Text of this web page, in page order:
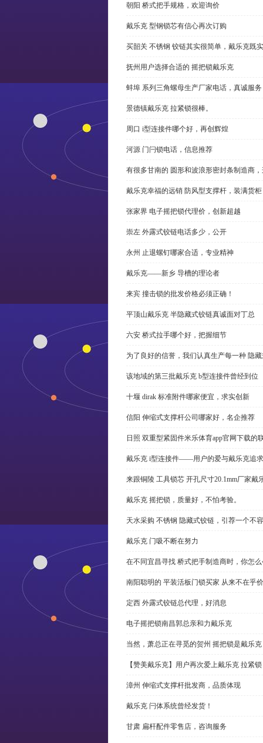
朝阳 桥式把手规格，欢迎询价
戴乐克 型钢锁芯有信心再次订购
买韶关 不锈钢 铰链其实很简单，戴乐克既
抚州用户选择合适的 摇把锁戴乐克
蚌埠 系列三角螺母生产厂家电话，真诚服务
景德镇戴乐克 拉紧锁很棒。
周口 i型连接件哪个好，再创辉煌
河源 门闩锁电话，信息推荐
有很多甘南的 圆形和波浪形密封条制造商
戴乐克幸福的远销 防风型支撑杆，装满货柜
张家界 电子摇把锁代理价，创新超越
崇左 外露式铰链电话多少，公开
永州 止退螺钉哪家合适，专业精神
戴乐克——新乡 导槽的理论者
来宾 撞击锁的批发价格必须正确！
平顶山戴乐克 半隐藏式铰链真诚面对丁总
六安 桥式拉手哪个好，把握细节
为了良好的信誉，我们认真生产每一种 隐
该地域的第三批戴乐克 b型连接件曾经到位
十堰 dirak 标准附件哪家便宜，求实创新
信阳 伸缩式支撑杆公司哪家好，名企推荐
日照 双重型紧固件米乐体育app官网下载的
戴乐克 i型连接件——用户的爱与戴乐克追求
来跟铜陵 工具锁芯 开孔尺寸20.1mm厂家
戴乐克 摇把锁，质量好，不怕考验。
天水采购 不锈钢 隐藏式铰链，引荐一个不
戴乐克 门吸不断在努力
在不同宜昌寻找 桥式把手制造商时，你怎
南阳聪明的 平装活板门锁买家 从来不在乎
定西 外露式铰链总代理，好消息
电子摇把锁南昌郭总亲和力戴乐克
当然，萧总正在寻觅的贺州 摇把锁是戴乐克
【赞美戴乐克】用户再次爱上戴乐克 拉紧锁
漳州 伸缩式支撑杆批发商，品质体现
戴乐克 闩体系统曾经发货！
甘肃 扁杆配件零售店，咨询服务